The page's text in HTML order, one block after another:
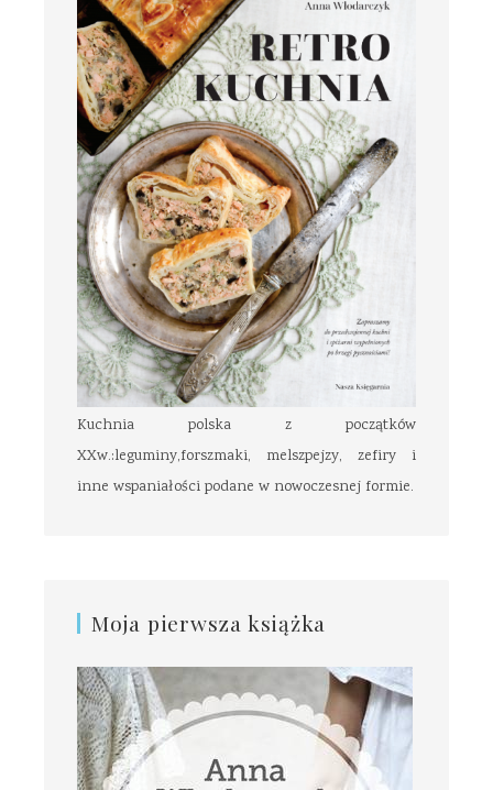
Kuchnia polska z początków
XXw.:leguminy,forszmaki, melszpejzy, zefiry i
inne wspaniałości podane w nowoczesnej formie.
Moja pierwsza książka